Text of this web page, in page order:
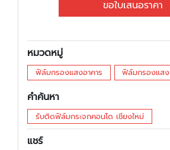
ขอใบเสนอราคา
หมวดหมู่
ฟิล์มกรองแสงอาคาร ฟิล์มกรองแสง
คำค้นหา
รับติดฟิล์มกระจกคอนโด เชียงใหม่
แชร์